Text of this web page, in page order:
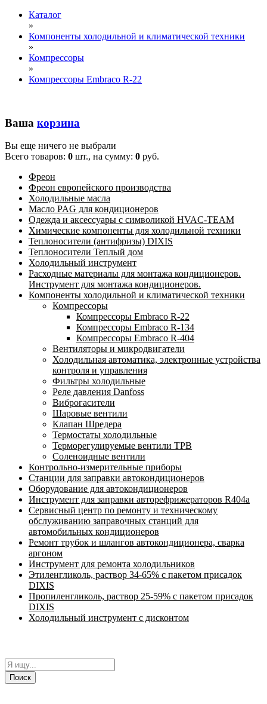
Каталог
»
Компоненты холодильной и климатической техники
»
Компрессоры
»
Компрессоры Embraco R-22
Ваша корзина
Вы еще ничего не выбрали
Всего товаров: 0 шт., на сумму: 0 руб.
Фреон
Фреон европейского производства
Холодильные масла
Масло PAG для кондиционеров
Одежда и аксессуары с символикой HVAC-TEAM
Химические компоненты для холодильной техники
Теплоносители (антифризы) DIXIS
Теплоносители Теплый дом
Холодильный инструмент
Расходные материалы для монтажа кондиционеров.
Инструмент для монтажа кондиционеров.
Компоненты холодильной и климатической техники
Компрессоры
Компрессоры Embraco R-22
Компрессоры Embraco R-134
Компрессоры Embraco R-404
Вентиляторы и микродвигатели
Холодильная автоматика, электронные устройства
контроля и управления
Фильтры холодильные
Реле давления Danfoss
Виброгасители
Шаровые вентили
Клапан Шредера
Термостаты холодильные
Терморегулируемые вентили ТРВ
Соленоидные вентили
Контрольно-измерительные приборы
Станции для заправки автокондиционеров
Оборудование для автокондиционеров
Инструмент для заправки авторефрижераторов R404a
Сервисный центр по ремонту и техническому
обслуживанию заправочных станций для
автомобильных кондиционеров
Ремонт трубок и шлангов автокондиционера, сварка
аргоном
Инструмент для ремонта холодильников
Этиленгликоль, раствор 34-65% с пакетом присадок
DIXIS
Пропиленгликоль, раствор 25-59% с пакетом присадок
DIXIS
Холодильный инструмент с дисконтом
Поиск